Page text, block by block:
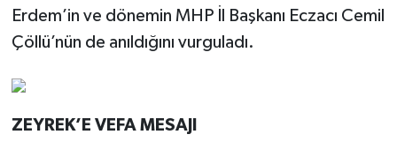
Erdem’in ve dönemin MHP İl Başkanı Eczacı Cemil
Çöllü’nün de anıldığını vurguladı.
ZEYREK’E VEFA MESAJI